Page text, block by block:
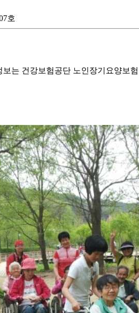
호
는 건강보험공단 노인장기요양보